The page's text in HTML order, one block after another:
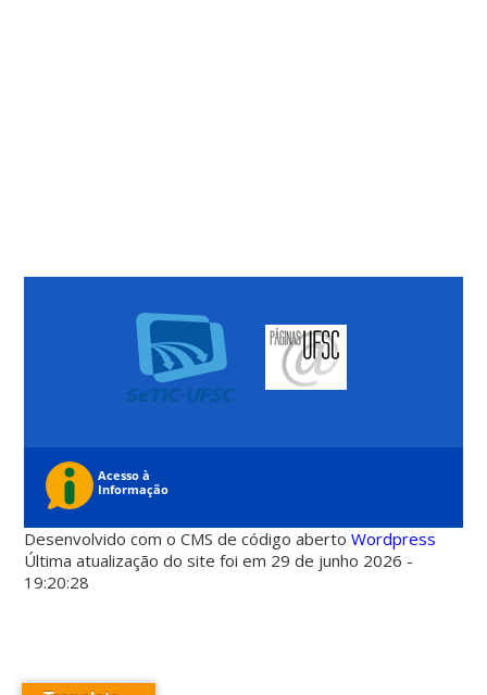
Desenvolvido com o CMS de código abertoWordpress
Última atualização do site foi em 29 de junho 2026 -
19:20:28